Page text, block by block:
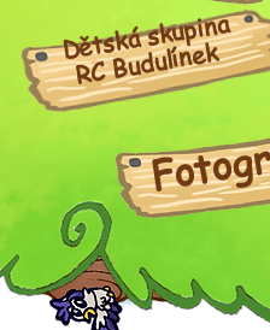
Dětská skupina
RC Budulínek